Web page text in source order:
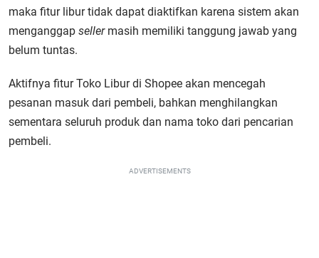
maka fitur libur tidak dapat diaktifkan karena sistem akan
menganggap sellermasih memiliki tanggung jawab yang
belum tuntas.
Aktifnya fitur Toko Libur di Shopee akan mencegah
pesanan masuk dari pembeli, bahkan menghilangkan
sementara seluruh produk dan nama toko dari pencarian
pembeli.
ADVERTISEMENTS